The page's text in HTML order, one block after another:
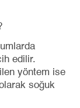
edilir.
yöntem ise
soğuk